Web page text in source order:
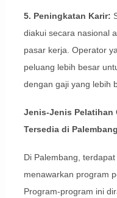
5. Peningkatan Karir:
diakui secara nasional
pasar kerja. Operator
peluang lebih besar
dengan gaji yang lebih
Jenis-Jenis Pelatihan
Tersedia di Palembang
Di Palembang,
menawarkan program
Program-program ini